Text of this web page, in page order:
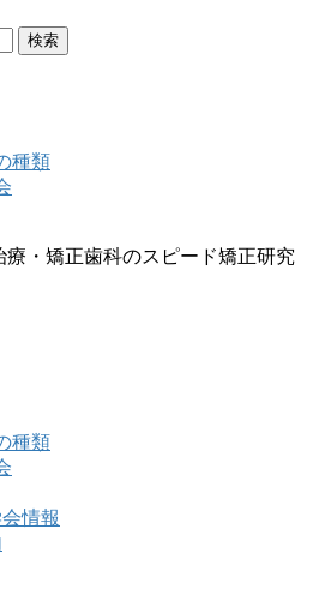
種類
・矯正歯科のスピード矯正研究
種類
情報